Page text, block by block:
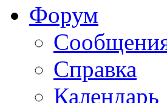
Форум
Справка
Календарь